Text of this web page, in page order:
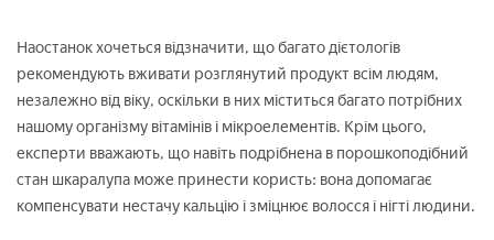
Наостанок хочеться відзначити, що багато дієтологів
рекомендують вживати розглянутий продукт всім людям,
незалежно від віку, оскільки в них міститься багато потрібних
нашому організму вітамінів і мікроелементів. Крім цього,
експерти вважають, що навіть подрібнена в порошкоподібний
стан шкаралупа може принести користь: вона допомагає
компенсувати нестачу кальцію і зміцнює волосся і нігті людини.